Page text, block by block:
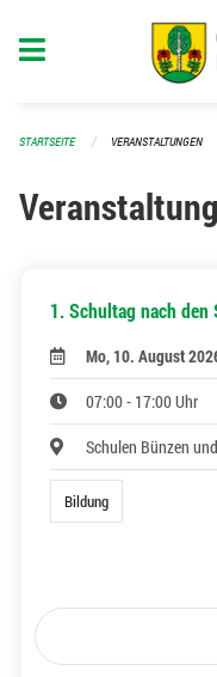
STARTSEITE VERANSTALTUNGEN
1. Schultag nach den
Mo, 10. August
07:00 - 17:00 Uhr
Schulen Bünzen
Bildung